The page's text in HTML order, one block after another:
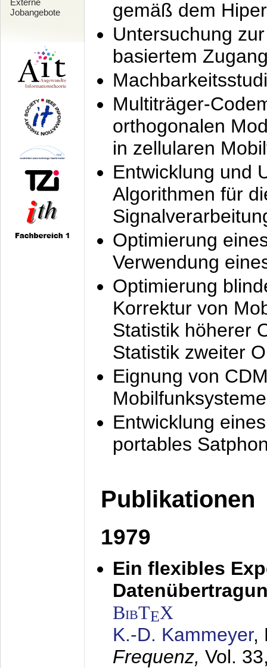
Externe
Jobangebote
gemäß dem
Untersuchung
basiertem
Multiträger-
orthogonalen
in zellularen
Entwicklung und
Algorithmen für
Optimierung
Verwendung
Optimierung
Korrektur von
Statistik höherer
Statistik zweiter
Eignung von
Mobilfunksysteme
Entwicklung
portables
Publikationen
1979
Ein flexibles
BibTEX
K.-D. Kammeyer,
Frequenz, Vol.